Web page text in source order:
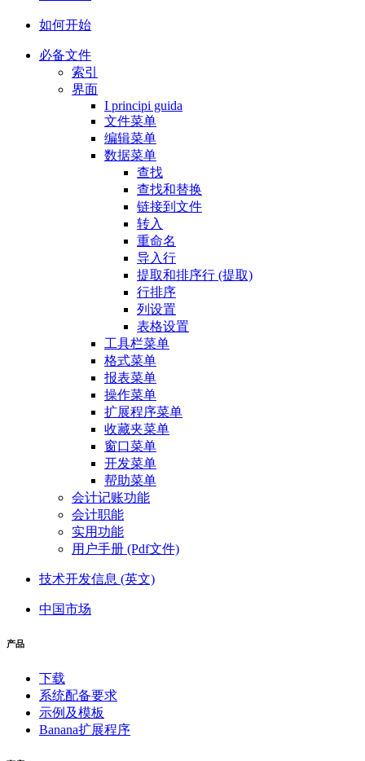
如何开始
必备文件
索引
界面
I principi guida
文件菜单
编辑菜单
数据菜单
查找
查找和替换
链接到文件
转入
重命名
导入行
提取和排序行 (提取)
行排序
列设置
表格设置
工具栏菜单
格式菜单
报表菜单
操作菜单
扩展程序菜单
收藏夹菜单
窗口菜单
开发菜单
帮助菜单
会计记账功能
会计职能
实用功能
用户手册 (Pdf文件)
技术开发信息 (英文)
中国市场
产品
下载
系统配备要求
示例及模板
Banana扩展程序